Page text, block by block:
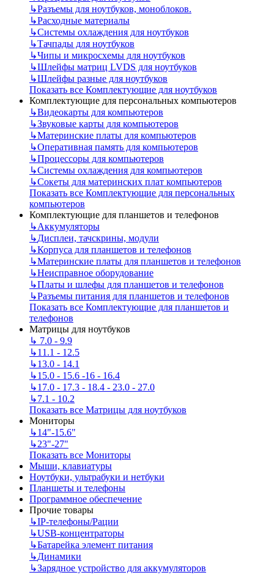
↳Разъемы для ноутбуков, моноблоков.
↳Расходные материалы
↳Системы охлаждения для ноутбуков
↳Тачпады для ноутбуков
↳Чипы и микросхемы для ноутбуков
↳Шлейфы матриц LVDS для ноутбуков
↳Шлейфы разные для ноутбуков
Показать все Комплектующие для ноутбуков
Комплектующие для персональных компьютеров
↳Видеокарты для компьютеров
↳Звуковые карты для компьютеров
↳Материнские платы для компьютеров
↳Оперативная память для компьютеров
↳Процессоры для компьютеров
↳Системы охлаждения для компьютеров
↳Сокеты для материнских плат компьютеров
Показать все Комплектующие для персональных
компьютеров
Комплектующие для планшетов и телефонов
↳Аккумуляторы
↳Дисплеи, тачскрины, модули
↳Корпуса для планшетов и телефонов
↳Материнские платы для планшетов и телефонов
↳Неисправное оборудование
↳Платы и шлефы для планшетов и телефонов
↳Разъемы питания для планшетов и телефонов
Показать все Комплектующие для планшетов и
телефонов
Матрицы для ноутбуков
↳ 7.0 - 9.9
↳11.1 - 12.5
↳13.0 - 14.1
↳15.0 - 15.6 -16 - 16.4
↳17.0 - 17.3 - 18.4 - 23.0 - 27.0
↳7.1 - 10.2
Показать все Матрицы для ноутбуков
Мониторы
↳14"-15.6"
↳23"-27"
Показать все Мониторы
Мыши, клавиатуры
Ноутбуки, ультрабуки и нетбуки
Планшеты и телефоны
Программное обеспечение
Прочие товары
↳IP‑телефоны/Рации
↳USB-концентраторы
↳Батарейка элемент питания
↳Динамики
↳Зарядное устройство для аккумуляторов